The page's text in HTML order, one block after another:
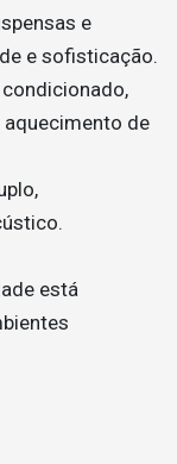
e
e sofisticação.
aquecimento de
está